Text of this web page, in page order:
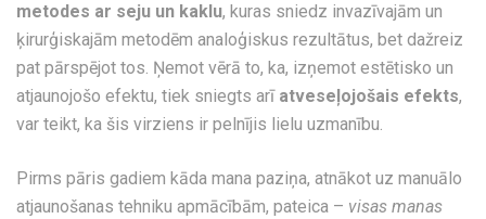
metodes ar seju un kaklu, kuras sniedz invazīvajām un
ķirurģiskajām metodēm analoģiskus rezultātus, bet dažreiz
pat pārspējot tos. Ņemot vērā to, ka, izņemot estētisko un
atjaunojošo efektu, tiek sniegts arī atveseļojošais efekts,
var teikt, ka šis virziens ir pelnījis lielu uzmanību.
Pirms pāris gadiem kāda mana paziņa, atnākot uz manuālo
atjaunošanas tehniku apmācībām, pateica – visas manas